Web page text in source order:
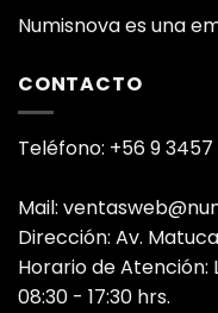
Numisnova es una
CONTACTO
Teléfono: +56 9
Mail:
Dirección: Av.
Horario de Atención:
08:30 - 17:30 hrs.